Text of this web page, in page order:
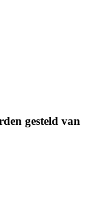
gesteld van